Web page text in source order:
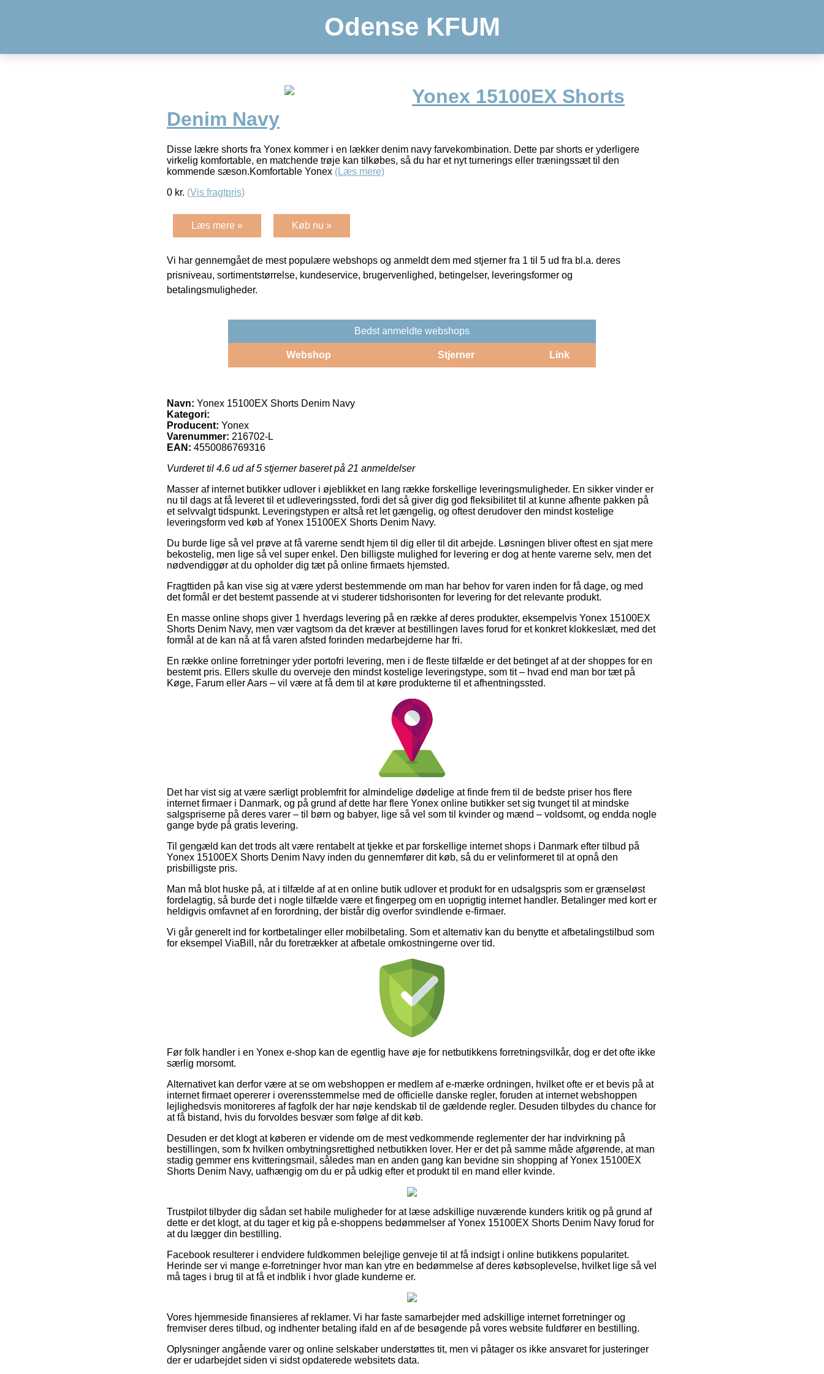
Odense KFUM
Yonex 15100EX Shorts
Denim Navy
Disse lækre shorts fra Yonex kommer i en lækker denim navy farvekombination. Dette par shorts er yderligere
virkelig komfortable, en matchende trøje kan tilkøbes, så du har et nyt turnerings eller træningssæt til den
kommende sæson.Komfortable Yonex (Læs mere)
0 kr. (Vis fragtpris)
Læs mere » Køb nu »
Vi har gennemgået de mest populære webshops og anmeldt dem med stjerner fra 1 til 5 ud fra bl.a. deres
prisniveau, sortimentstørrelse, kundeservice, brugervenlighed, betingelser, leveringsformer og
betalingsmuligheder.
Bedst anmeldte webshops
Webshop Stjerner Link
Navn: Yonex 15100EX Shorts Denim Navy
Kategori:
Producent: Yonex
Varenummer: 216702-L
EAN: 4550086769316
Vurderet til 4.6 ud af 5 stjerner baseret på 21 anmeldelser
Masser af internet butikker udlover i øjeblikket en lang række forskellige leveringsmuligheder. En sikker vinder er
nu til dags at få leveret til et udleveringssted, fordi det så giver dig god fleksibilitet til at kunne afhente pakken på
et selvvalgt tidspunkt. Leveringstypen er altså ret let gængelig, og oftest derudover den mindst kostelige
leveringsform ved køb af Yonex 15100EX Shorts Denim Navy.
Du burde lige så vel prøve at få varerne sendt hjem til dig eller til dit arbejde. Løsningen bliver oftest en sjat mere
bekostelig, men lige så vel super enkel. Den billigste mulighed for levering er dog at hente varerne selv, men det
nødvendiggør at du opholder dig tæt på online firmaets hjemsted.
Fragttiden på kan vise sig at være yderst bestemmende om man har behov for varen inden for få dage, og med
det formål er det bestemt passende at vi studerer tidshorisonten for levering for det relevante produkt.
En masse online shops giver 1 hverdags levering på en række af deres produkter, eksempelvis Yonex 15100EX
Shorts Denim Navy, men vær vagtsom da det kræver at bestillingen laves forud for et konkret klokkeslæt, med det
formål at de kan nå at få varen afsted forinden medarbejderne har fri.
En række online forretninger yder portofri levering, men i de fleste tilfælde er det betinget af at der shoppes for en
bestemt pris. Ellers skulle du overveje den mindst kostelige leveringstype, som tit – hvad end man bor tæt på
Køge, Farum eller Aars – vil være at få dem til at køre produkterne til et afhentningssted.
Det har vist sig at være særligt problemfrit for almindelige dødelige at finde frem til de bedste priser hos flere
internet firmaer i Danmark, og på grund af dette har flere Yonex online butikker set sig tvunget til at mindske
salgspriserne på deres varer – til børn og babyer, lige så vel som til kvinder og mænd – voldsomt, og endda nogle
gange byde på gratis levering.
Til gengæld kan det trods alt være rentabelt at tjekke et par forskellige internet shops i Danmark efter tilbud på
Yonex 15100EX Shorts Denim Navy inden du gennemfører dit køb, så du er velinformeret til at opnå den
prisbilligste pris.
Man må blot huske på, at i tilfælde af at en online butik udlover et produkt for en udsalgspris som er grænseløst
fordelagtig, så burde det i nogle tilfælde være et fingerpeg om en uoprigtig internet handler. Betalinger med kort er
heldigvis omfavnet af en forordning, der bistår dig overfor svindlende e-firmaer.
Vi går generelt ind for kortbetalinger eller mobilbetaling. Som et alternativ kan du benytte et afbetalingstilbud som
for eksempel ViaBill, når du foretrækker at afbetale omkostningerne over tid.
Før folk handler i en Yonex e-shop kan de egentlig have øje for netbutikkens forretningsvilkår, dog er det ofte ikke
særlig morsomt.
Alternativet kan derfor være at se om webshoppen er medlem af e-mærke ordningen, hvilket ofte er et bevis på at
internet firmaet opererer i overensstemmelse med de officielle danske regler, foruden at internet webshoppen
lejlighedsvis monitoreres af fagfolk der har nøje kendskab til de gældende regler. Desuden tilbydes du chance for
at få bistand, hvis du forvoldes besvær som følge af dit køb.
Desuden er det klogt at køberen er vidende om de mest vedkommende reglementer der har indvirkning på
bestillingen, som fx hvilken ombytningsrettighed netbutikken lover. Her er det på samme måde afgørende, at man
stadig gemmer ens kvitteringsmail, således man en anden gang kan bevidne sin shopping af Yonex 15100EX
Shorts Denim Navy, uafhængig om du er på udkig efter et produkt til en mand eller kvinde.
Trustpilot tilbyder dig sådan set habile muligheder for at læse adskillige nuværende kunders kritik og på grund af
dette er det klogt, at du tager et kig på e-shoppens bedømmelser af Yonex 15100EX Shorts Denim Navy forud for
at du lægger din bestilling.
Facebook resulterer i endvidere fuldkommen belejlige genveje til at få indsigt i online butikkens popularitet.
Herinde ser vi mange e-forretninger hvor man kan ytre en bedømmelse af deres købsoplevelse, hvilket lige så vel
må tages i brug til at få et indblik i hvor glade kunderne er.
Vores hjemmeside finansieres af reklamer. Vi har faste samarbejder med adskillige internet forretninger og
fremviser deres tilbud, og indhenter betaling ifald en af de besøgende på vores website fuldfører en bestilling.
Oplysninger angående varer og online selskaber understøttes tit, men vi påtager os ikke ansvaret for justeringer
der er udarbejdet siden vi sidst opdaterede websitets data.